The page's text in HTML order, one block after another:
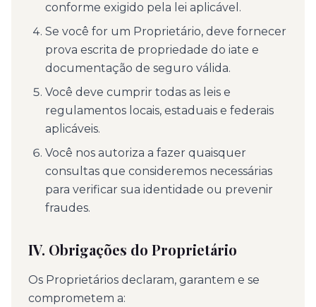
conforme exigido pela lei aplicável.
Se você for um Proprietário, deve fornecer
prova escrita de propriedade do iate e
documentação de seguro válida.
Você deve cumprir todas as leis e
regulamentos locais, estaduais e federais
aplicáveis.
Você nos autoriza a fazer quaisquer
consultas que consideremos necessárias
para verificar sua identidade ou prevenir
fraudes.
IV. Obrigações do Proprietário
Os Proprietários declaram, garantem e se
comprometem a: